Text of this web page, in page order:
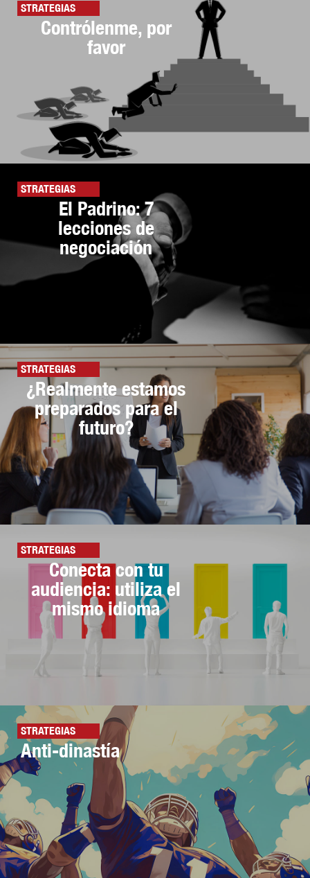
STRATEGIAS
Contrólenme, por
favor
STRATEGIAS
El Padrino: 7
lecciones de
negociación
STRATEGIAS
¿Realmente estamos
preparados para el
futuro?
STRATEGIAS
Conecta con tu
audiencia: utiliza el
mismo idioma
STRATEGIAS
Anti-dinastía